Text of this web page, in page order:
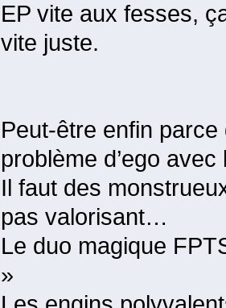
EP vite aux fesses,
vite juste.
Peut-être enfin
problème d’ego
Il faut des
pas valorisant…
Le duo magique
»